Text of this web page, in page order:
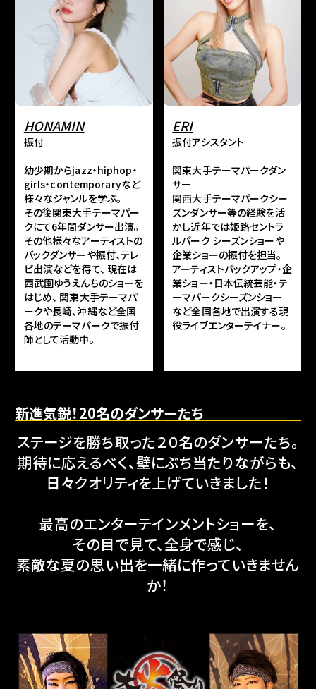
HONAMIN
振付
幼少期からjazz・hiphop・
girls・contemporaryなど
様々なジャンルを学ぶ。
その後関東大手テーマパー
クにて6年間ダンサー出演。
その他様々なアーティストの
バックダンサーや振付、テレ
ビ出演などを得て、 現在は
西武園ゆうえんちのショーを
はじめ、 関東大手テーマパ
ークや長崎、沖縄など全国
各地のテーマパークで振付
師として活動中。
ERI
振付アシスタント
関東大手テーマパークダン
サー
関西大手テーマパークシー
ズンダンサー等の経験を活
かし近年では姫路セントラ
ルパーク シーズンショーや
企業ショーの振付を担当。
アーティストバックアップ・企
業ショー・日本伝統芸能・テ
ーマパークシーズンショー
など全国各地で出演する現
役ライブエンターテイナー。
新進気鋭！20名のダンサーたち
ステージを勝ち取った２０名のダンサーたち。
期待に応えるべく、壁にぶち当たりながらも、
日々クオリティを上げていきました！
最高のエンターテインメントショーを、
その目で見て、全身で感じ、
素敵な夏の思い出を一緒に作っていきません
か！